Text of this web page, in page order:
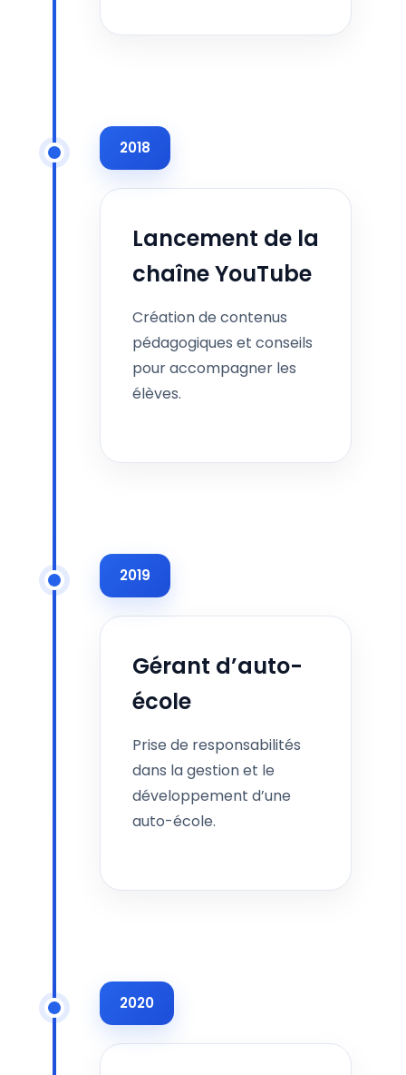
2018
Lancement de la
chaîne YouTube
Création de contenus
pédagogiques et conseils
pour accompagner les
élèves.
2019
Gérant d’auto-
école
Prise de responsabilités
dans la gestion et le
développement d’une
auto-école.
2020